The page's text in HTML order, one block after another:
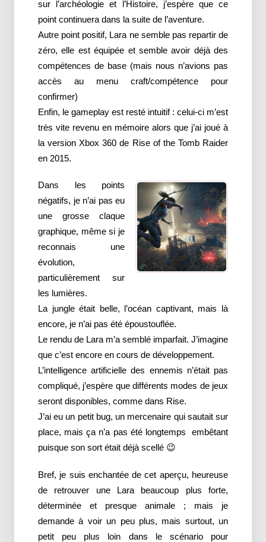
sur l’archéologie et l’Histoire, j’espère que ce
point continuera dans la suite de l’aventure.
Autre point positif, Lara ne semble pas repartir de
zéro, elle est équipée et semble avoir déjà des
compétences de base (mais nous n’avions pas
accès au menu craft/compétence pour
confirmer)
Enfin, le gameplay est resté intuitif : celui-ci m’est
très vite revenu en mémoire alors que j’ai joué à
la version Xbox 360 de Rise of the Tomb Raider
en 2015.
Dans les points
négatifs, je n’ai pas eu
une grosse claque
graphique, même si je
reconnais une
évolution,
particulièrement sur
les lumières.
La jungle était belle, l’océan captivant, mais là
encore, je n’ai pas été époustouflée.
Le rendu de Lara m’a semblé imparfait. J’imagine
que c’est encore en cours de développement.
L’intelligence artificielle des ennemis n’était pas
compliqué, j’espère que différents modes de jeux
seront disponibles, comme dans Rise.
J’ai eu un petit bug, un mercenaire qui sautait sur
place, mais ça n’a pas été longtemps embêtant
puisque son sort était déjà scellé 😉
Bref, je suis enchantée de cet aperçu, heureuse
de retrouver une Lara beaucoup plus forte,
déterminée et presque animale ; mais je
demande à voir un peu plus, mais surtout, un
petit peu plus loin dans le scénario pour